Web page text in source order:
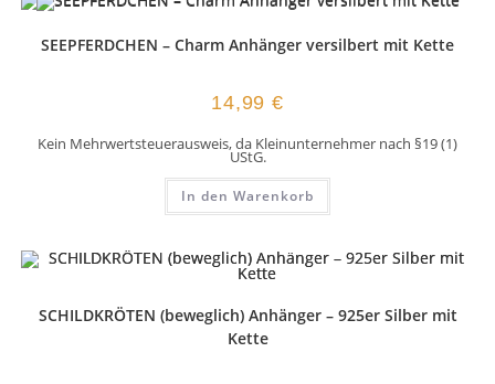
SEEPFERDCHEN – Charm Anhänger versilbert mit Kette
14,99€
Kein Mehrwertsteuerausweis, da Kleinunternehmer nach §19 (1)
UStG.
In den Warenkorb
SCHILDKRÖTEN (beweglich) Anhänger – 925er Silber mit
Kette